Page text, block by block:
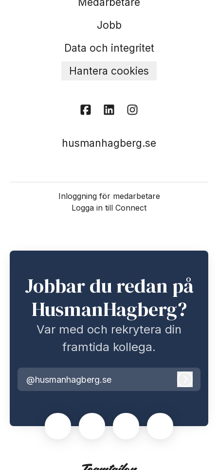
Jobb
Data och integritet
Hantera cookies
husmanhagberg.se
Inloggning för medarbetare
Logga in till Connect
Jobbar du redan på
HusmanHagberg?
Var med och rekrytera din
framtida kollega.
@husmanhagberg.se